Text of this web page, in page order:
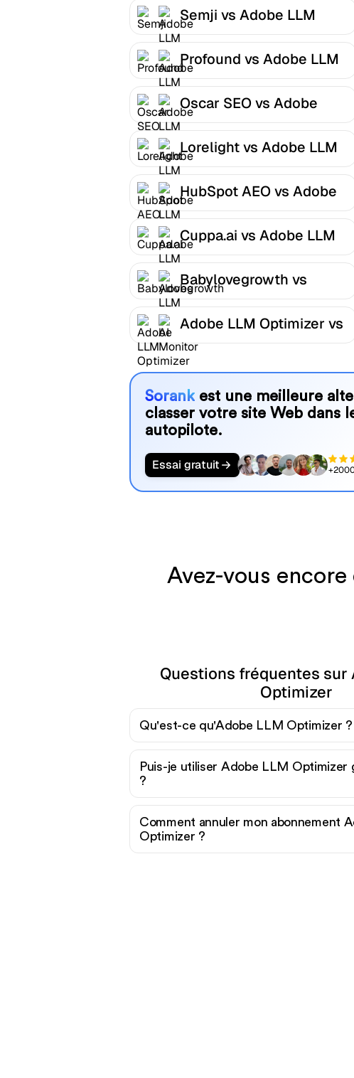
Semji vs Adobe LLM
Optimizer
Profound vs Adobe LLM
Optimizer
Oscar SEO vs Adobe
LLM Optimizer
Lorelight vs Adobe LLM
Optimizer
HubSpot AEO vs Adobe
LLM Optimizer
Cuppa.ai vs Adobe LLM
Optimizer
Babylovegrowth vs
Adobe LLM Optimizer
Adobe LLM Optimizer vs
AI Monitor
Sorankest une meilleure
classer votre site Web dans
autopilote.
Essai gratuit
Avez-vous
Questions fréquentes sur
Optimizer
Qu'est-ce qu'Adobe LLM Optimizer ?
Puis-je utiliser Adobe LLM Optimizer
?
Comment annuler mon abonnement
Optimizer ?